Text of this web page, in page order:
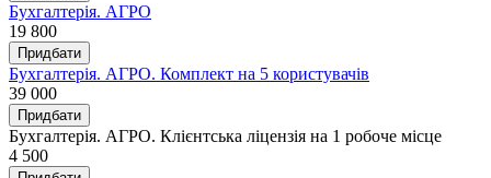
Бухгалтерія. АГРО
19 800
Придбати
Бухгалтерія. АГРО. Комплект на 5 користувачів
39 000
Придбати
Бухгалтерія. АГРО. Клієнтська ліцензія на 1 робоче місце
4 500